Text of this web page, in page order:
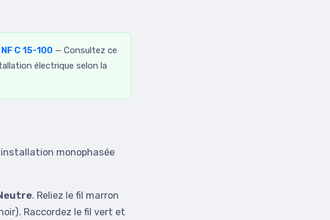
C 15-100 — Consultez ce
électrique selon la
monophasée
. Reliez le fil marron
Raccordez le fil vert et